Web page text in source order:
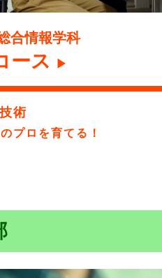
合情報学科
ース ▶
術
プロを育てる！